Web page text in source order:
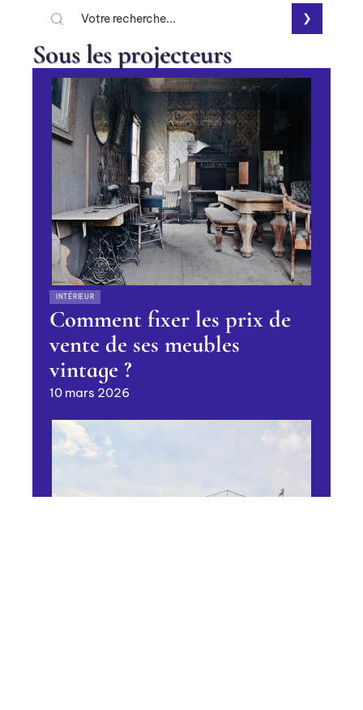
Sous les projecteurs
INTÉRIEUR
Comment fixer les prix de
vente de ses meubles
vintage ?
10 mars 2026